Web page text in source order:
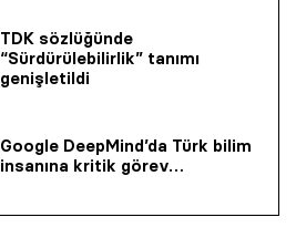
TDK sözlüğünde
“Sürdürülebilirlik” tanımı
genişletildi
Google DeepMind’da Türk bilim
insanına kritik görev…